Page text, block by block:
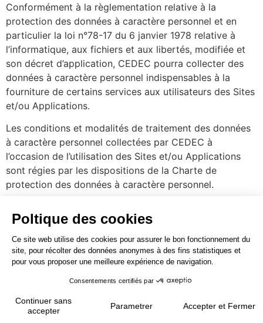
Conformément à la règlementation relative à la
protection des données à caractère personnel et en
particulier la loi n°78-17 du 6 janvier 1978 relative à
l’informatique, aux fichiers et aux libertés, modifiée et
son décret d’application, CEDEC pourra collecter des
données à caractère personnel indispensables à la
fourniture de certains services aux utilisateurs des Sites
et/ou Applications.
Les conditions et modalités de traitement des données
à caractère personnel collectées par CEDEC à
l’occasion de l’utilisation des Sites et/ou Applications
sont régies par les dispositions de la Charte de
protection des données à caractère personnel.
fichiers et aux libertés du 6 janvier 1978 modifiée, vous
disposez d’un droit d’interrogation, d’accès, de
modification, de rectification, de suppression et
d’opposition pour motifs légitimes de vos données à
caractère personnel, ainsi que du droit de définir des
décès.